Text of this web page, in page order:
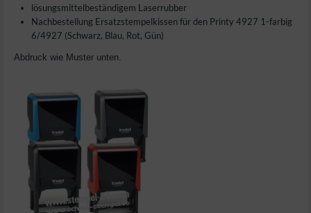
lösungsmittelbeständigem Laserrubber
Nachbestellung Ersatzstempelkissen für den Printy 4927 1-farbig
6/4927 (Schwarz, Blau, Rot, Gün)
Abdruck wie Muster unten.